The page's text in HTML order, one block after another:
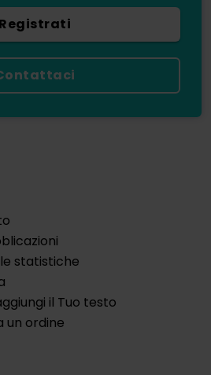
Registrati
statistiche
il Tuo testo
un ordine